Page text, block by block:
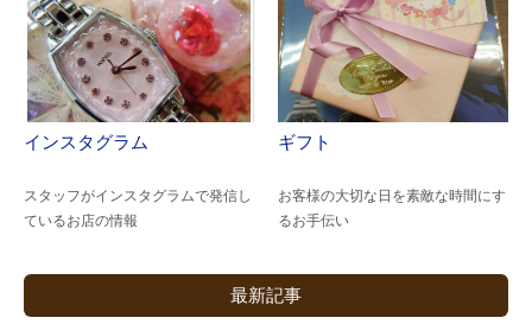
インスタグラム
スタッフがインスタグラムで発信し
ているお店の情報
ギフト
お客様の大切な日を素敵な時間にす
るお手伝い
最新記事